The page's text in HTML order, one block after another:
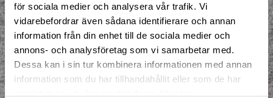
för sociala medier och analysera vår trafik. Vi
vidarebefordrar även sådana identifierare och annan
information från din enhet till de sociala medier och
annons- och analysföretag som vi samarbetar med.
Dessa kan i sin tur kombinera informationen med annan
information som du har tillhandahållit eller som de har
Mässa
NPF-Träning
Parkour
Påsk på Dome